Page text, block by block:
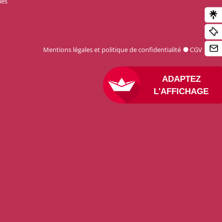
ADAPTEZ
L'AFFICHAGE
Mentions légales et politique de confidentialité CGV